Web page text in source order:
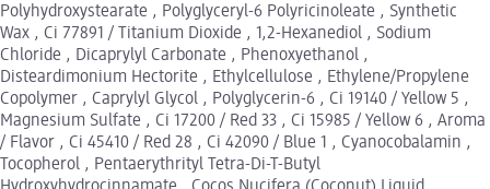
Polyhydroxystearate , Polyglyceryl-6 Polyricinoleate , Synthetic
Wax , Ci 77891 / Titanium Dioxide , 1,2-Hexanediol , Sodium
Chloride , Dicaprylyl Carbonate , Phenoxyethanol ,
Disteardimonium Hectorite , Ethylcellulose , Ethylene/Propylene
Copolymer , Caprylyl Glycol , Polyglycerin-6 , Ci 19140 / Yellow 5 ,
Magnesium Sulfate , Ci 17200 / Red 33 , Ci 15985 / Yellow 6 , Aroma
/ Flavor , Ci 45410 / Red 28 , Ci 42090 / Blue 1 , Cyanocobalamin ,
Tocopherol , Pentaerythrityl Tetra-Di-T-Butyl